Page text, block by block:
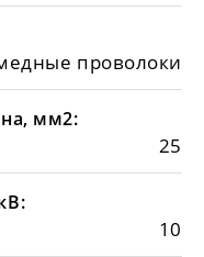
проволоки
мм2:
25
10